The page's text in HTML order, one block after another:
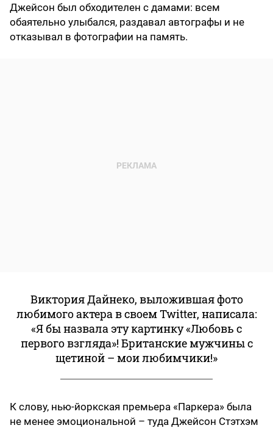
Джейсон был обходителен с дамами: всем
обаятельно улыбался, раздавал автографы и не
отказывал в фотографии на память.
Виктория Дайнеко, выложившая фото
любимого актера в своем Twitter, написала:
«Я бы назвала эту картинку «Любовь с
первого взгляда»! Британские мужчины с
щетиной – мои любимчики!»
К слову, нью-йоркская премьера «Паркера» была
не менее эмоциональной – туда Джейсон Стэтхэм